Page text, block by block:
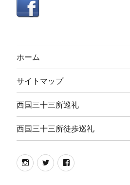
ホーム
サイトマップ
西国三十三所巡礼
西国三十三所徒歩巡礼
instagram
twitterfacebook